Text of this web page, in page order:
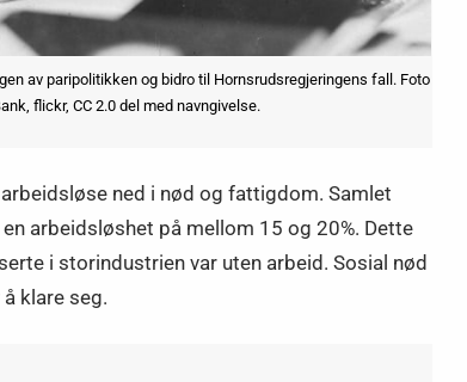
av paripolitikken og bidro til Hornsrudsregjeringens fall. Foto
flickr, CC 2.0 del med navngivelse.
ned i nød og fattigdom. Samlet
arbeidsløshet på mellom 15 og 20%. Dette
i storindustrien var uten arbeid. Sosial nød
klare seg.